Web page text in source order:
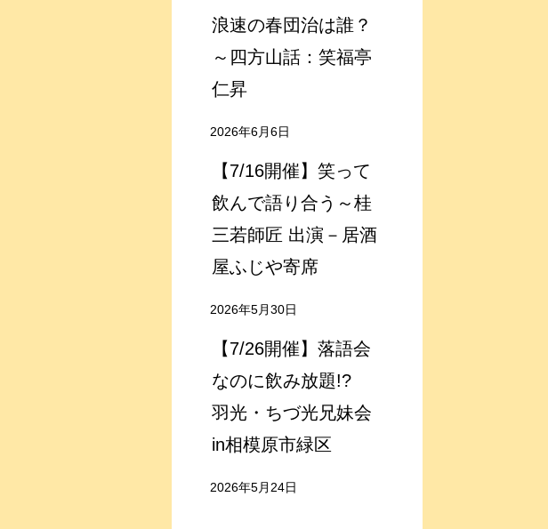
浪速の春団治は誰？
～四方山話：笑福亭
仁昇
2026年6月6日
【7/16開催】笑って
飲んで語り合う～桂
三若師匠 出演－居酒
屋ふじや寄席
2026年5月30日
【7/26開催】落語会
なのに飲み放題!?
羽光・ちづ光兄妹会
in相模原市緑区
2026年5月24日